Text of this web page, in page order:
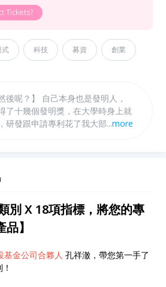
Tickets?
式 科技 募資 創業
後呢？】 自己本身也是發明人，
了十幾個發明獎，在大學時身上就
研發跟申請專利花了我大部分的積
...more
別 X 18項指標，將您的專
】
基金公司合夥人孔祥澈，帶您第一手了